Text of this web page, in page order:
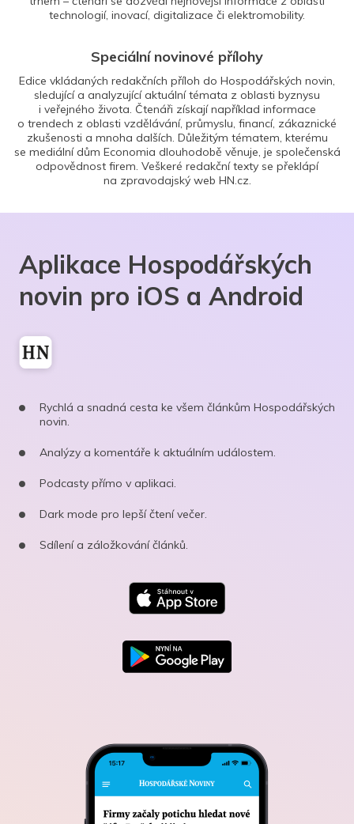
technologií, inovací, digitalizace či elektromobility.
Speciální novinové přílohy
Edice vkládaných redakčních příloh do Hospodářských novin,
sledující a analyzující aktuální témata z oblasti byznysu
i veřejného života. Čtenáři získají například informace
o trendech z oblasti vzdělávání, průmyslu, financí, zákaznické
zkušenosti a mnoha dalších. Důležitým tématem, kterému
se mediální dům Economia dlouhodobě věnuje, je společenská
odpovědnost firem. Veškeré redakční texty se překlápí
na zpravodajský web HN.cz.
Aplikace Hospodářských
novin pro iOS a Android
Rychlá a snadná cesta ke všem článkům Hospodářských
novin.
Analýzy a komentáře k aktuálním událostem.
Podcasty přímo v aplikaci.
Dark mode pro lepší čtení večer.
Sdílení a záložkování článků.